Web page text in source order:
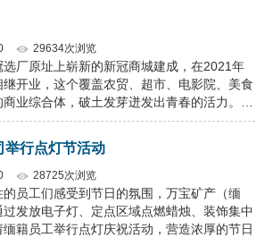
29634次浏览
厂原址上崭新的新冠商城建成，在2021年
开业，这个覆盖农贸、超市、电影院、美食
业综合体，破土发芽迸发出青春的活力。…
举行点灯节活动
28725次浏览
员工们感受到节日的氛围，万宝矿产（缅
发放电子灯、定点区域点燃蜡烛、装饰集中
籍员工举行点灯庆祝活动，营造浓厚的节日